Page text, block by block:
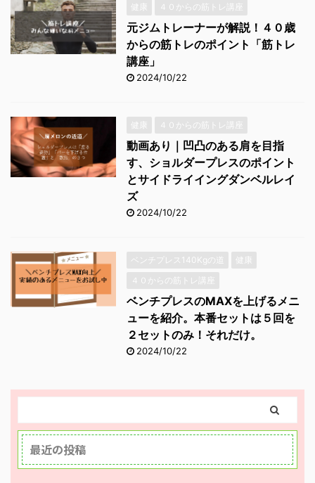
健康 ４０からの筋トレ講座
元ジムトレーナーが解説！４０歳
からの筋トレのポイント「筋トレ
講座」
2024/10/22
健康 ４０からの筋トレ講座
動画あり｜凹凸のある肩を目指
す、ショルダープレスのポイント
とサイドライイングダンベルレイ
ズ
2024/10/22
ベンチプレス140Kgの道
健康
４０からの筋トレ講座
ベンチプレスのMAXを上げるメニ
ューを紹介。本番セットは５回を
２セットのみ！それだけ。
2024/10/22
最近の投稿